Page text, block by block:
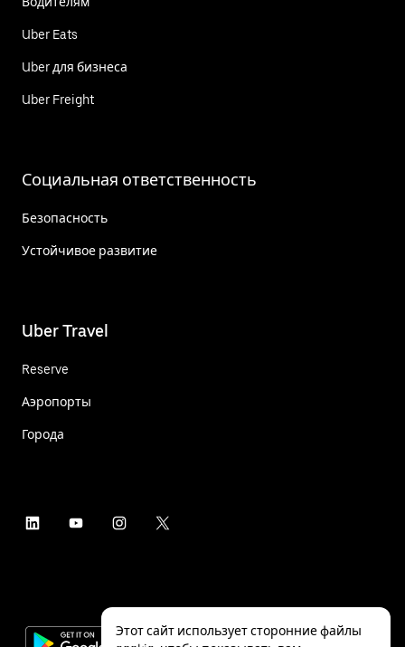
Uber Eats
Uber для бизнеса
Uber Freight
Социальная ответственность
Безопасность
Устойчивое развитие
Uber Travel
Reserve
Аэропорты
Города
Этот сайт использует сторонние файлы